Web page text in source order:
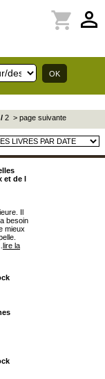
perm_identity
shopping_cart
/2 > page suivante
et de l
Il
besoin
mieux
lire la